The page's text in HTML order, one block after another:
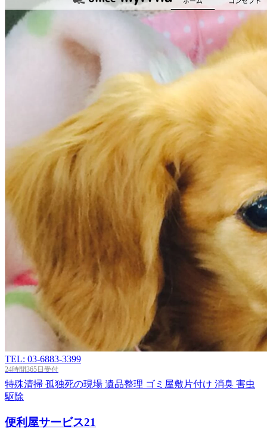
TEL: 03-6883-3399
24時間365日受付
特殊清掃 孤独死の現場 遺品整理 ゴミ屋敷片付け 消臭 害虫
駆除
便利屋サービス21